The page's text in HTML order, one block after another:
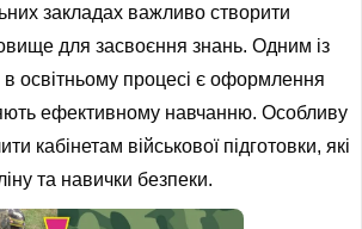
закладах важливо створити
для засвоєння знань. Одним із
в освітньому процесі є оформлення
ефективному навчанню. Особливу
кабінетам військової підготовки, які
та навички безпеки.